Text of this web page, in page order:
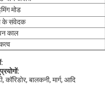
मोड
के संवेदक
काल
कॉरिडोर, बालकनी, मार्ग, आदि